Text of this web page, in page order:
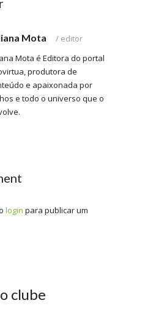
Mota / editor
Mota é Editora do portal
produtora de
e apaixonada por
e todo o universo que o
login para publicar um
clube